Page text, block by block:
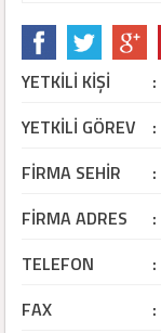
YETKİLİ KİŞİ :
YETKİLİ GÖREV :
FİRMA SEHİR :
FİRMA ADRES :
TELEFON :
FAX :